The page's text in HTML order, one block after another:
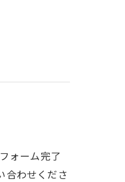
ォーム完了
合わせくださ